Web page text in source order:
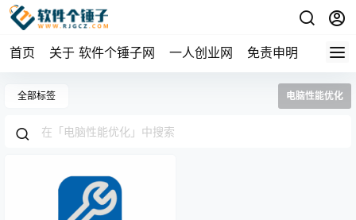
首页 关于 软件个锤子网 一人创业网 免责申明
全部标签 电脑性能优化